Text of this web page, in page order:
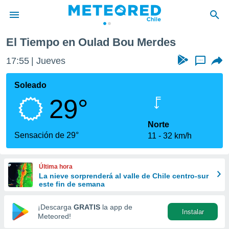
de
por
que se
calidad.
a este
las
y
forma
digital
basada
El Tiempo en Oulad Bou Merdes
17:55 Jueves ...
Soleado
29°
Sensación de 29°
Norte
11
32 km/h
Última hora
La nieve sorprenderá al valle de Chile centro-sur
este fin de semana
¡Descarga GRATIS la app de
Meteored!
Instalar